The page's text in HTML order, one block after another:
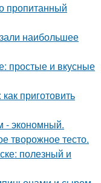
пропитанный
наибольшее
простые и вкусные
приготовить
- экономный.
творожное тесто.
полезный и